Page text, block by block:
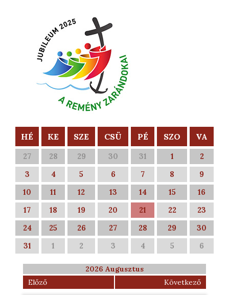
HÉ KE SZE CSÜ PÉ SZO VA
27 28 29 30 31 1
2
3
4 5 6 7 8
9
10
11 12 13 14 15
16
17
18 19 20 21 22
23
24
25 26 27 28 29
30
31
1 2 3 4 5 6
2026 Augusztus
Előző
Következő